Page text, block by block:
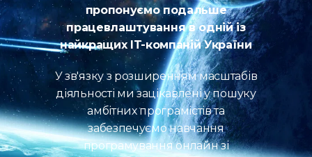
пропонуємо подальше
працевлаштування в одній із
найкращих IT-компаній України
У зв'язку з розширенням масштабів
діяльності ми зацікавлені у пошуку
амбітних програмістів та
забезпечуємо навчання
програмування онлайн зі